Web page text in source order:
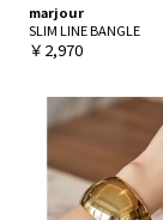
marjour
SLIM LINE BANGLE
￥2,970